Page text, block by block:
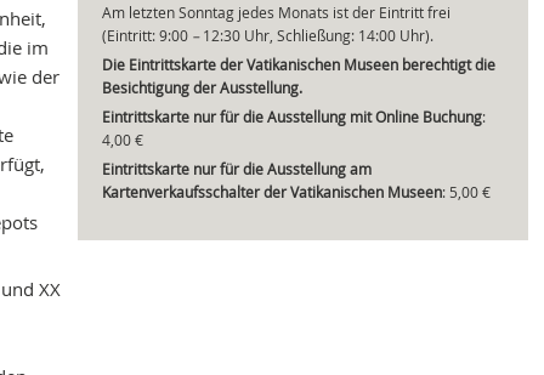
im
der
XX
Am letzten Sonntag jedes Monats ist der Eintritt frei
(Eintritt: 9:00 –12:30 Uhr, Schließung: 14:00 Uhr).
Die Eintrittskarte der Vatikanischen Museen berechtigt die
Besichtigung der Ausstellung.
Eintrittskarte nur für die Ausstellung mit Online Buchung:
4,00 €
Eintrittskarte nur für die Ausstellung am
Kartenverkaufsschalter der Vatikanischen Museen: 5,00 €